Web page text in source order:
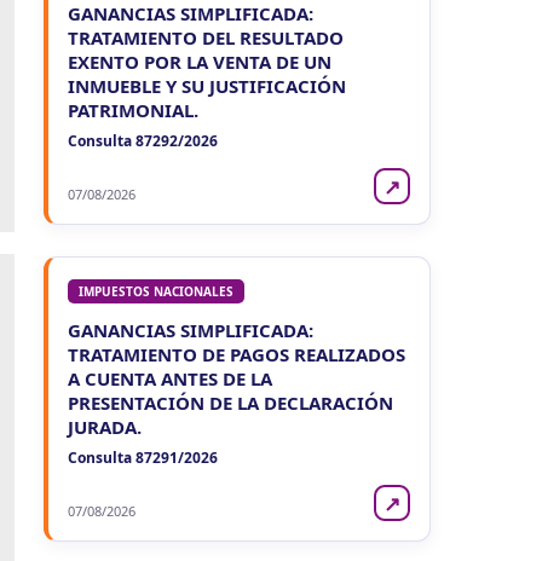
GANANCIAS SIMPLIFICADA:
TRATAMIENTO DEL RESULTADO
EXENTO POR LA VENTA DE UN
INMUEBLE Y SU JUSTIFICACIÓN
PATRIMONIAL.
Consulta 87292/2026
07/08/2026 ↗
IMPUESTOS NACIONALES
GANANCIAS SIMPLIFICADA:
TRATAMIENTO DE PAGOS REALIZADOS
A CUENTA ANTES DE LA
PRESENTACIÓN DE LA DECLARACIÓN
JURADA.
Consulta 87291/2026
07/08/2026 ↗